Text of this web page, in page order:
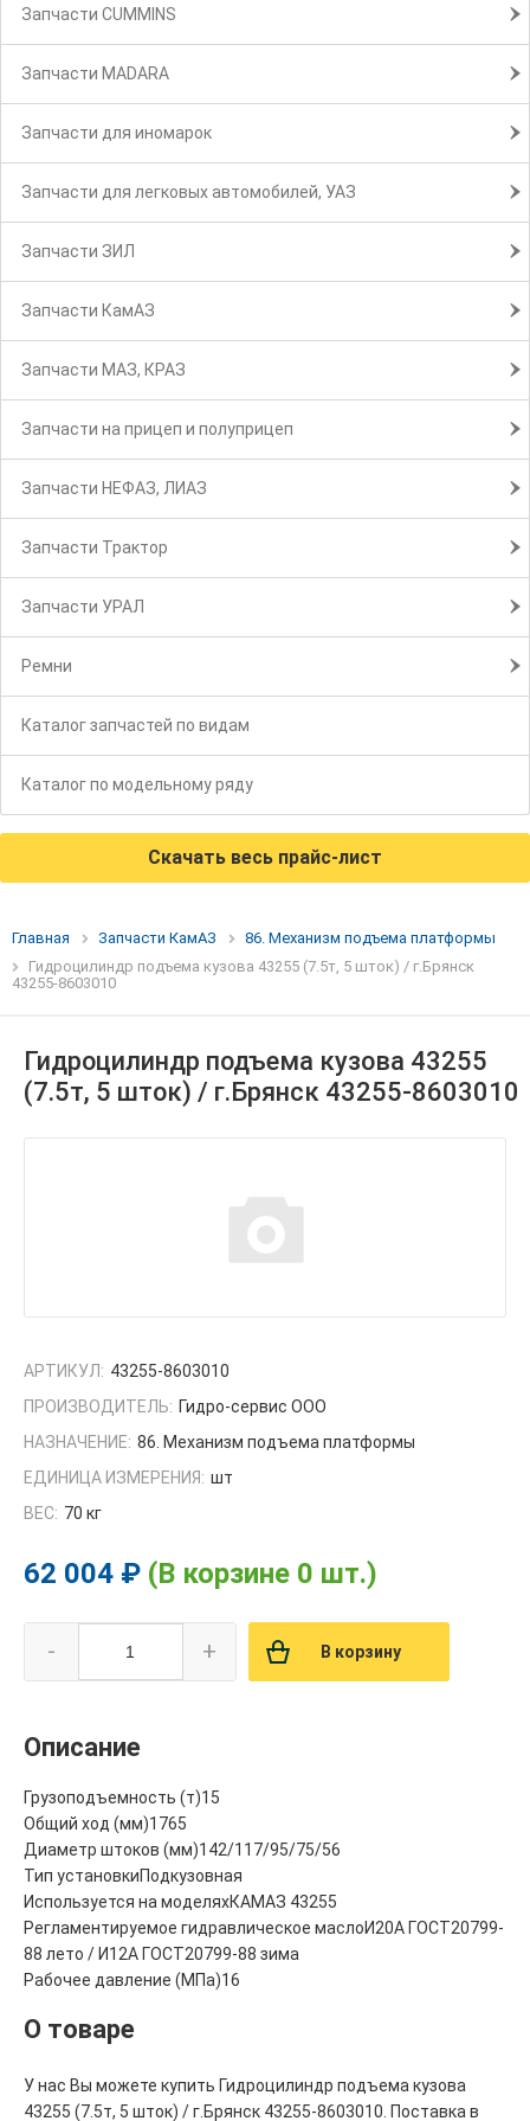
Запчасти CUMMINS
Запчасти MADARA
Запчасти для иномарок
Запчасти для легковых автомобилей, УАЗ
Запчасти ЗИЛ
Запчасти КамАЗ
Запчасти МАЗ, КРАЗ
Запчасти на прицеп и полуприцеп
Запчасти НЕФАЗ, ЛИАЗ
Запчасти Трактор
Запчасти УРАЛ
Ремни
Каталог запчастей по видам
Каталог по модельному ряду
Скачать весь прайс-лист
Главная Запчасти КамАЗ
86. Механизм подъема платформы
Гидроцилиндр подъема кузова 43255 (7.5т, 5 шток) / г.Брянск
43255-8603010
Гидроцилиндр подъема кузова 43255
(7.5т, 5 шток) / г.Брянск 43255-8603010
АРТИКУЛ: 43255-8603010
ПРОИЗВОДИТЕЛЬ: Гидро-сервис ООО
НАЗНАЧЕНИЕ: 86. Механизм подъема платформы
ЕДИНИЦА ИЗМЕРЕНИЯ: шт
ВЕС: 70 кг
62 004 ₽ (В корзине 0 шт.)
- + В корзину
Описание
Грузоподъемность (т)15
Общий ход (мм)1765
Диаметр штоков (мм)142/117/95/75/56
Тип установкиПодкузовная
Используется на моделяхКАМАЗ 43255
Регламентируемое гидравлическое маслоИ20А ГОСТ20799-
88 лето / И12А ГОСТ20799-88 зима
Рабочее давление (МПа)16
О товаре
У нас Вы можете купить Гидроцилиндр подъема кузова
43255 (7.5т, 5 шток) / г.Брянск 43255-8603010. Поставка в